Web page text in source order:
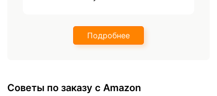
Подробнее
Советы по заказу с Amazon